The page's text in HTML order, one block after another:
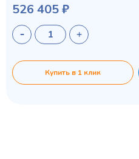
526 405 ₽
Купить в 1 клик